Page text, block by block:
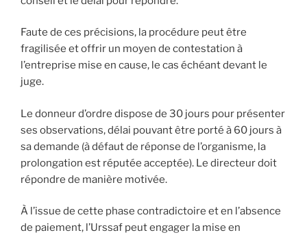
Faute de ces précisions, la procédure peut être
fragilisée et offrir un moyen de contestation à
l’entreprise mise en cause, le cas échéant devant le
juge.
Le donneur d’ordre dispose de 30 jours pour présenter
ses observations, délai pouvant être porté à 60 jours à
sa demande (à défaut de réponse de l’organisme, la
prolongation est réputée acceptée). Le directeur doit
répondre de manière motivée.
À l’issue de cette phase contradictoire et en l’absence
de paiement, l’Urssaf peut engager la mise en